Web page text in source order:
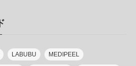
LABUBU MEDIPEEL